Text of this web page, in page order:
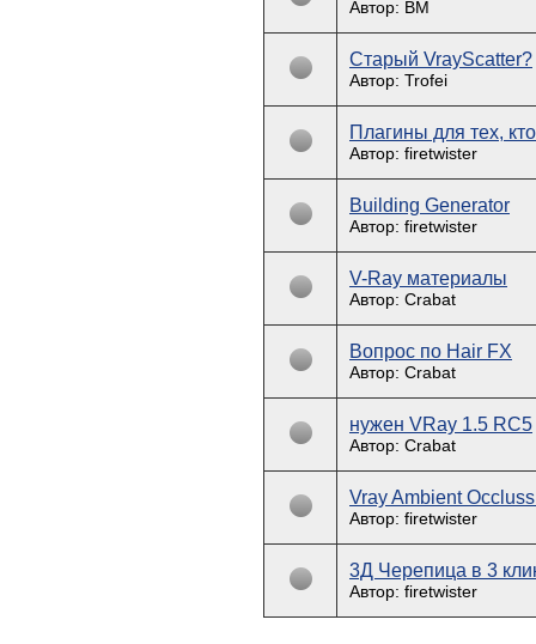
Автор: BM
Старый VrayScatter?
Автор: Trofei
Плагины для тех,
Автор: firetwister
Building Generator
Автор: firetwister
V-Ray материалы
Автор: Crabat
Вопрос по Hair FX
Автор: Crabat
нужен VRay 1.5 RC5
Автор: Crabat
Vray Ambient
Автор: firetwister
3Д Черепица в 3
Автор: firetwister